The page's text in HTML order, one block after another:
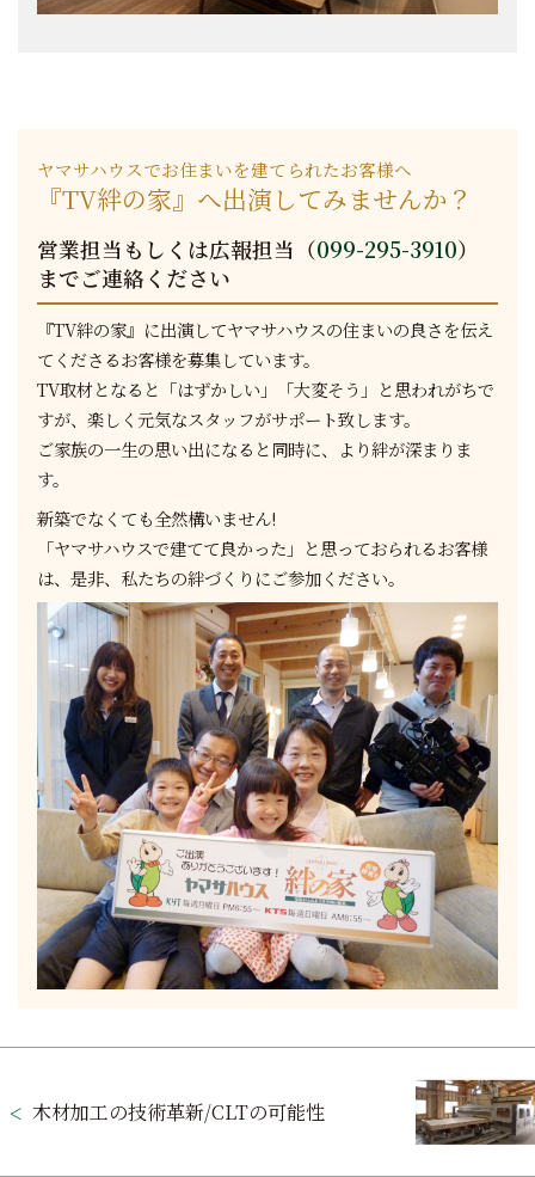
ヤマサハウスでお住まいを建てられたお客様へ
『TV絆の家』へ出演してみませんか？
営業担当もしくは広報担当（099-295-3910）
までご連絡ください
『TV絆の家』に出演してヤマサハウスの住まいの良さを伝え
てくださるお客様を募集しています。
TV取材となると「はずかしい」「大変そう」と思われがちで
すが、楽しく元気なスタッフがサポート致します。
ご家族の一生の思い出になると同時に、より絆が深まりま
す。
新築でなくても全然構いません!
「ヤマサハウスで建てて良かった」と思っておられるお客様
は、是非、私たちの絆づくりにご参加ください。
稿木材加工の技術革新/CLTの可能性